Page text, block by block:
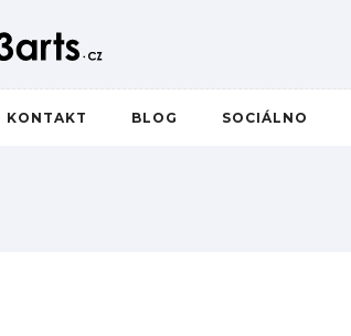
KONTAKT BLOG SOCIÁLNO